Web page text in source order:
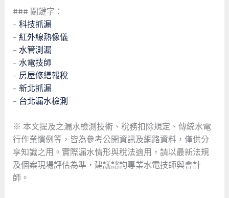
### 關鍵字：
– 科技抓漏
– 紅外線熱像儀
– 水管測漏
– 水電技師
– 房屋修繕報稅
– 新北抓漏
– 台北漏水檢測
※ 本文提及之漏水檢測技術、稅務扣除規定、傳統水電
行作業慣例等，皆為參考公開資訊及網路資料，僅供分
享知識之用。實際漏水情形與稅法適用，請以最新法規
及個案現場評估為準，建議諮詢專業水電技師與會計
師。